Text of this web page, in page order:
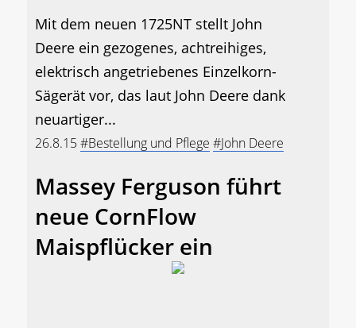
Mit dem neuen 1725NT stellt John
Deere ein gezogenes, achtreihiges,
elektrisch angetriebenes Einzelkorn-
Sägerät vor, das laut John Deere dank
neuartiger...
26.8.15#Bestellung und Pflege #John Deere
Massey Ferguson führt
neue CornFlow
Maispflücker ein